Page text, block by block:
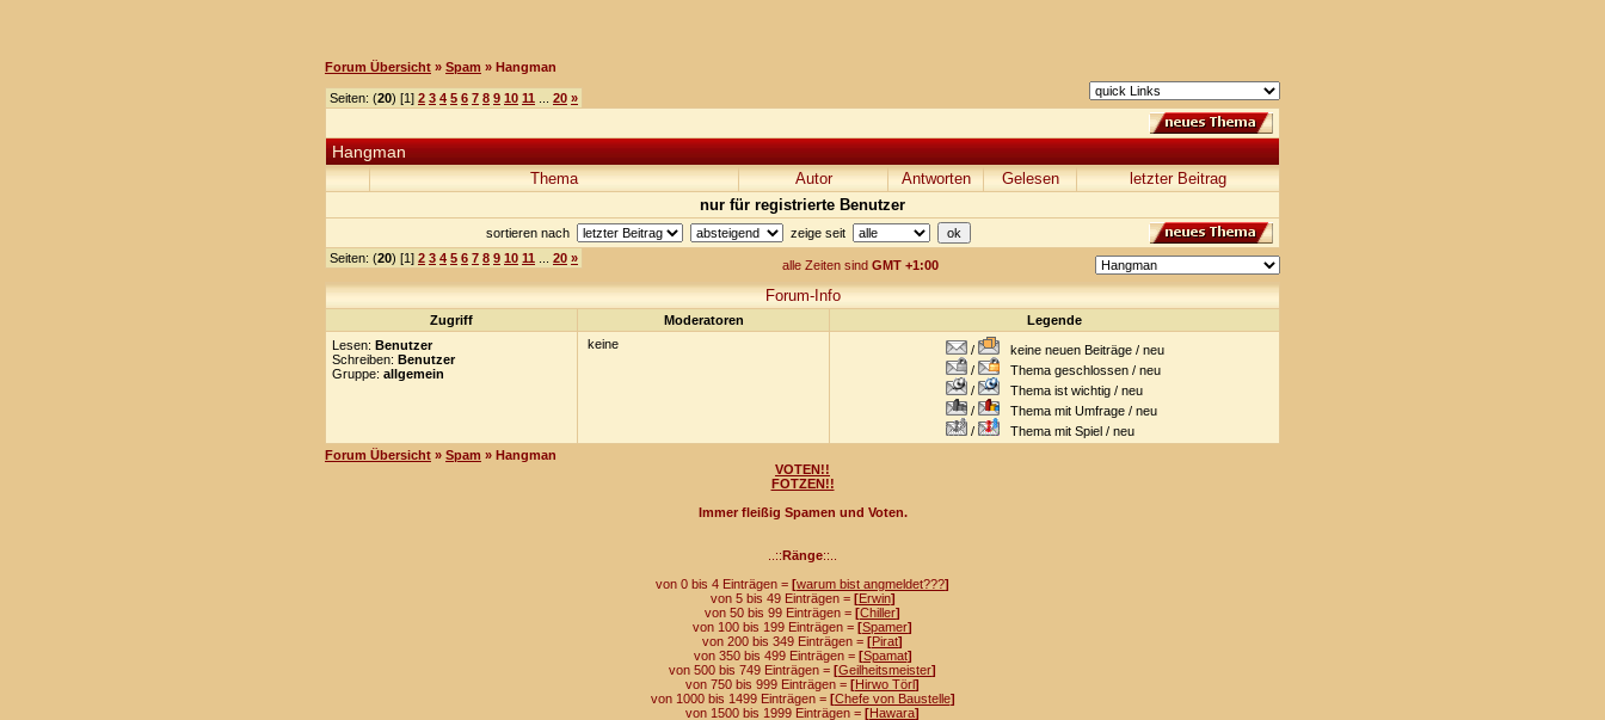
Forum Übersicht » Spam » Hangman
Seiten: (20) [1] 2 3 4 5 6 7 8 9 10 11 20 »
Hangman
Thema Autor Antworten Gelesen
letzter Beitrag
nur für registrierte Benutzer
sortieren nach
zeige seit
Seiten: (20) [1] 2 3 4 5 6 7 8 9 10 11 20 » alle Zeiten sind GMT +1:00
Forum-Info
Zugriff Moderatoren
Legende
Lesen: Benutzer
Schreiben: Benutzer
Gruppe: allgemein
keine /
keine neuen Beiträge / neu
/
Thema geschlossen / neu
/
Thema ist wichtig / neu
/
Thema mit Umfrage / neu
/
Thema mit Spiel / neu
Forum Übersicht » Spam » Hangman
VOTEN!!
FOTZEN!!
Immer fleißig Spamen und Voten.
..::Ränge::..
von 0 bis 4 Einträgen = [warum bist angmeldet???]
von 5 bis 49 Einträgen = [Erwin]
von 50 bis 99 Einträgen = [Chiller]
von 100 bis 199 Einträgen = [Spamer]
von 200 bis 349 Einträgen = [Pirat]
von 350 bis 499 Einträgen = [Spamat]
von 500 bis 749 Einträgen = [Geilheitsmeister]
von 750 bis 999 Einträgen = [Hirwo Törl]
von 1000 bis 1499 Einträgen = [Chefe von Baustelle]
von 1500 bis 1999 Einträgen = [Hawara]